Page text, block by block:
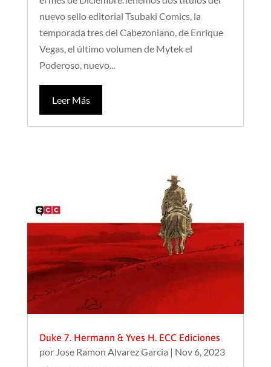
nuevo sello editorial Tsubaki Comics, la
temporada tres del Cabezoniano, de Enrique
Vegas, el último volumen de Mytek el
Poderoso, nuevo...
Leer Más
Duke 7. Hermann & Yves H. ECC Ediciones
por Jose Ramon Alvarez Garcia | Nov 6, 2023